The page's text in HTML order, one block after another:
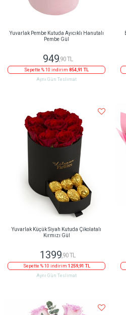
Yuvarlak Pembe Kutuda Ayıcıklı Hanutalı
Pembe Gül
949,90 TL
Sepette % 10 indirim 854,91 TL
Aynı Gün Teslimat
Yuvarlak Küçük Siyah Kutuda Çikolatalı
Kırmızı Gül
1399,90 TL
Sepette % 10 indirim 1259,91 TL
Aynı Gün Teslimat